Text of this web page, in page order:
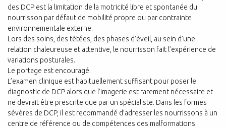
des DCP est la limitation de la motricité libre et spontanée du
nourrisson par défaut de mobilité propre ou par contrainte
environnementale externe.
Lors des soins, des tétées, des phases d’éveil, au sein d’une
relation chaleureuse et attentive, le nourrisson fait l’expérience de
variations posturales.
Le portage est encouragé.
L’examen clinique est habituellement suffisant pour poser le
diagnostic de DCP alors que l’imagerie est rarement nécessaire et
ne devrait être prescrite que par un spécialiste. Dans les formes
sévères de DCP, il est recommandé d’adresser les nourrissons à un
centre de référence ou de compétences des malformations